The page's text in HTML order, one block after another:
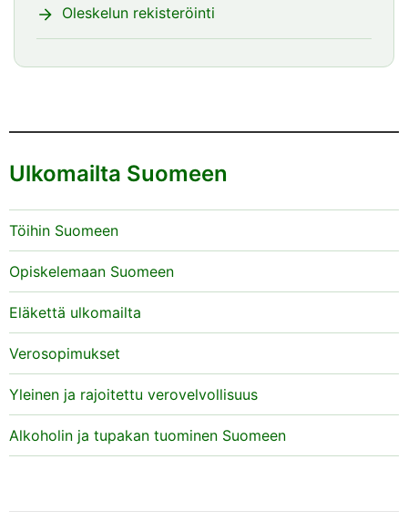
Oleskelun rekisteröinti
Ulkomailta Suomeen
Töihin Suomeen
Opiskelemaan Suomeen
Eläkettä ulkomailta
Verosopimukset
Yleinen ja rajoitettu verovelvollisuus
Alkoholin ja tupakan tuominen Suomeen